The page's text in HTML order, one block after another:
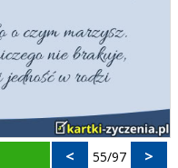
< 55/97 >